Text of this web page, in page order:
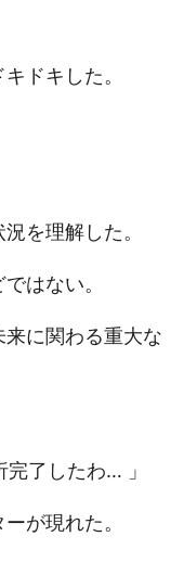
ドキした。
を理解した。
はない。
に関わる重大な
了したわ… 」
が現れた。